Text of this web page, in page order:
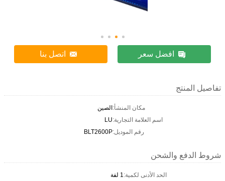
افضل سعر اتصل بنا
تفاصيل المنتج
مكان المنشأ:الصين
اسم العلامة التجارية:LU
رقم الموديل:BLT2600P
شروط الدفع والشحن
الحد الأدنى لكمية:1 لفة